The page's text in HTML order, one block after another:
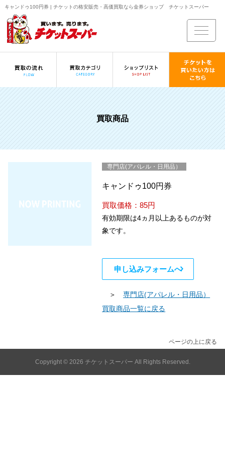
キャンドゥ100円券 | チケットの格安販売・高価買取なら金券ショップ チケットスーパー
買取商品
専門店(アパレル・日用品）
キャンドゥ100円券
買取価格：85円
有効期限は4ヵ月以上あるものが対
象です。
申し込みフォームへ
＞専門店(アパレル・日用品）
買取商品一覧に戻る
ページの上に戻る
Copyright © 2026 チケットスーパー All Rights Reserved.